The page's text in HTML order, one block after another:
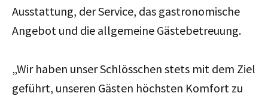
Ausstattung, der Service, das gastronomische
Angebot und die allgemeine Gästebetreuung.
„Wir haben unser Schlösschen stets mit dem Ziel
geführt, unseren Gästen höchsten Komfort zu